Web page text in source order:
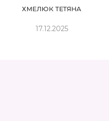
чудовий ефект
ХМЕЛЮК ТЕТЯНА
17.12.2025